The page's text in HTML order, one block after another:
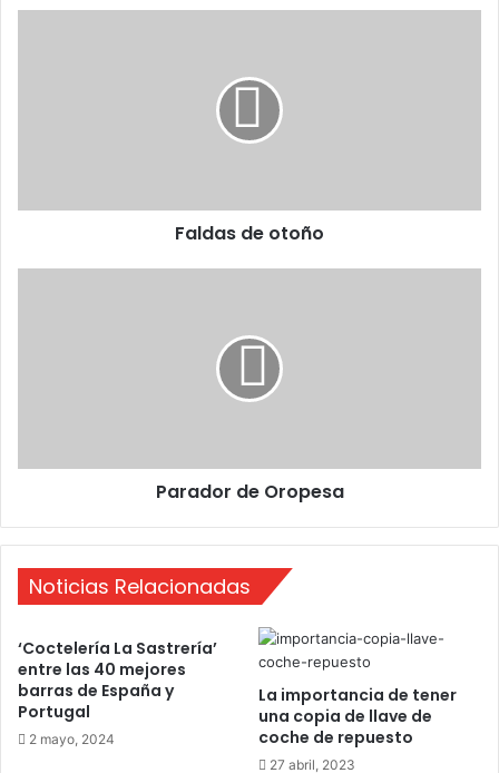
b
ok
m
o
Faldas de otoño
e
s
Parador de Oropesa
Noticias Relacionadas
‘Coctelería La Sastrería’
entre las 40 mejores
barras de España y
Portugal
2 mayo, 2024
La importancia de tener
una copia de llave de
coche de repuesto
27 abril, 2023